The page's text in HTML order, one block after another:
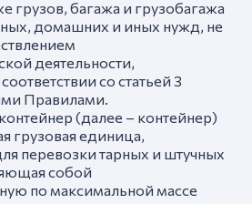
грузов, багажа и грузобагажа
домашних и иных нужд, не
деятельности,
со статьей 3
Правилами.
(далее – контейнер)
грузовая единица,
перевозки тарных и штучных
собой
по максимальной массе